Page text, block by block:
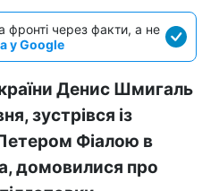
фронті через факти, а не
у Google
Денис Шмигаль
зустрівся із
Фіалою в
домовилися про